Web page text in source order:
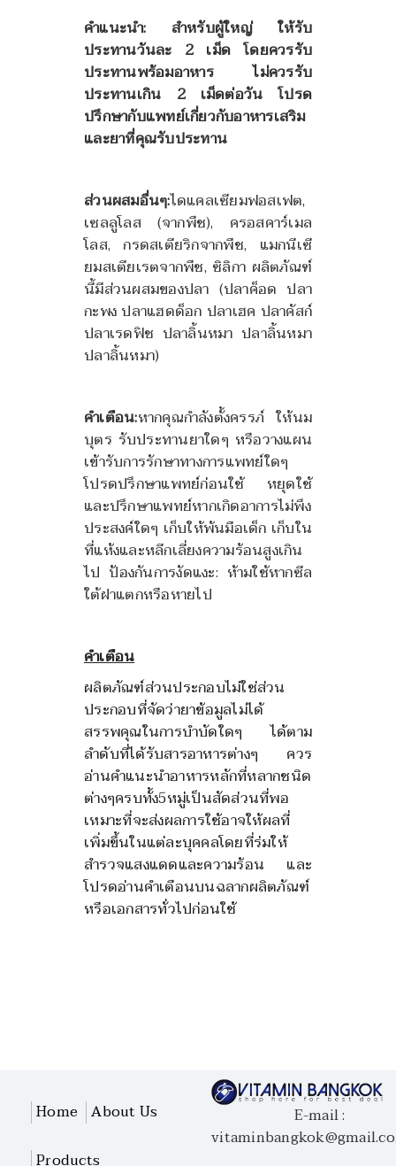
คำแนะนำ: สำหรับผู้ใหญ่ ให้รับ
ประทานวันละ 2 เม็ด โดยควรรับ
ประทานพร้อมอาหาร ไม่ควรรับ
ประทานเกิน 2 เม็ดต่อวัน โปรด
ปรึกษากับแพทย์เกี่ยวกับอาหารเสริม
และยาที่คุณรับประทาน
ส่วนผสมอื่นๆ:ไดแคลเซียมฟอสเฟต,
เซลลูโลส (จากพืช), ครอสคาร์เมล
โลส, กรดสเตียริกจากพืช, แมกนีเซี
ยมสเตียเรตจากพืช, ซิลิกา ผลิตภัณฑ์
นี้มีส่วนผสมของปลา (ปลาค็อด ปลา
กะพง ปลาแฮดด็อก ปลาเฮค ปลาคัสก์
ปลาเรดฟิช ปลาลิ้นหมา ปลาลิ้นหมา
ปลาลิ้นหมา)
คำเตือน:หากคุณกำลังตั้งครรภ์ ให้นม
บุตร รับประทานยาใดๆ หรือวางแผน
เข้ารับการรักษาทางการแพทย์ใดๆ
โปรดปรึกษาแพทย์ก่อนใช้ หยุดใช้
และปรึกษาแพทย์หากเกิดอาการไม่พึง
ประสงค์ใดๆ เก็บให้พ้นมือเด็ก เก็บใน
ที่แห้งและหลีกเลี่ยงความร้อนสูงเกิน
ไป ป้องกันการงัดแงะ: ห้ามใช้หากซีล
ใต้ฝาแตกหรือหายไป
คำเตือน
ผลิตภัณฑ์ส่วนประกอบไม่ใช่ส่วน
ประกอบที่จัดว่ายาข้อมูลไม่ได้
สรรพคุณในการบำบัดใดๆ ได้ตาม
ลำดับที่ได้รับสารอาหารต่างๆ ควร
อ่านคำแนะนำอาหารหลักที่หลากชนิด
ต่างๆครบทั้ง5หมู่เป็นสัดส่วนที่พอ
เหมาะที่จะส่งผลการใช้อาจให้ผลที่
เพิ่มขึ้นในแต่ละบุคคลโดยที่ร่มให้
สำรวจแสงแดดและความร้อน และ
โปรดอ่านคำเตือนบนฉลากผลิตภัณฑ์
หรือเอกสารทั่วไปก่อนใช้
Home About Us
Products
E-mail :